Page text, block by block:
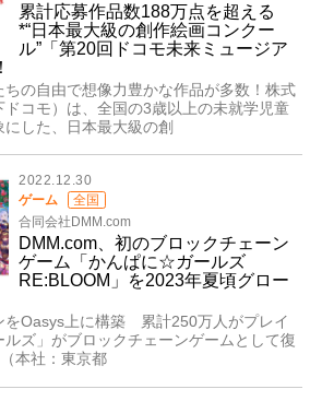
累計応募作品数188万点を超える
*“日本最大級の創作絵画コンクー
ル”「第20回ドコモ未来ミュージア
ちの自由で想像力豊かな作品が多数！株式
コモ）は、全国の3歳以上の未就学児童
した、日本最大級の創
2022.12.30
ゲーム
全国
合同会社DMM.com
DMM.com、初のブロックチェーン
ゲーム「かんぱに☆ガールズ
RE:BLOOM」を2023年夏頃グロー
をOasys上に構築 累計250万人がプレイ
ズ」がブロックチェーンゲームとして復
本社：東京都